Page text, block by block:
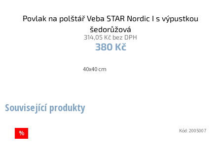
Související produkty
% Kód:2005007
Povlak na polštář Veba STAR Nordic I s výpustkou
šedorůžová
314,05 Kč bez DPH
380 Kč
40x40 cm